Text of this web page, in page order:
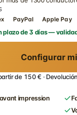
PayPal Apple Pay
plazo de 3 días —
Configurar
de 150 € ·
impression